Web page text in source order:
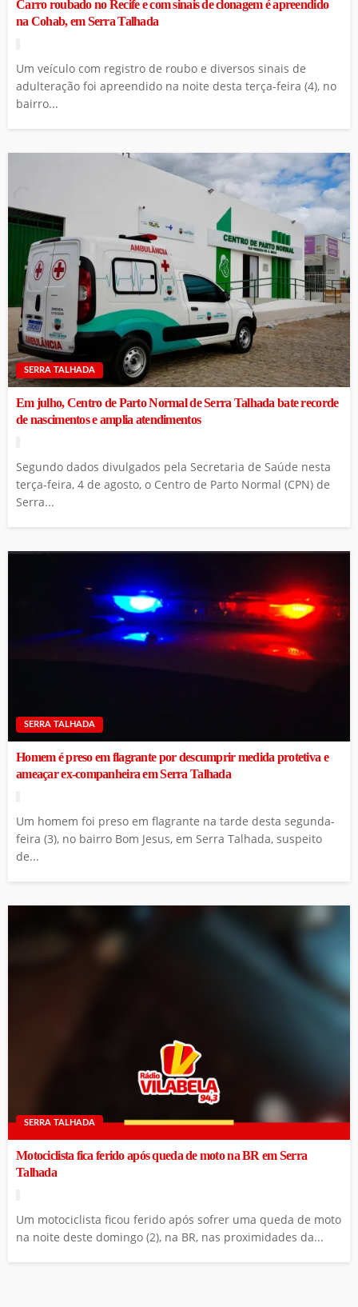
Carro roubado no Recife e com sinais de clonagem é apreendido
na Cohab, em Serra Talhada
Um veículo com registro de roubo e diversos sinais de
adulteração foi apreendido na noite desta terça-feira (4), no
bairro...
SERRA TALHADA
Em julho, Centro de Parto Normal de Serra Talhada bate recorde
de nascimentos e amplia atendimentos
Segundo dados divulgados pela Secretaria de Saúde nesta
terça-feira, 4 de agosto, o Centro de Parto Normal (CPN) de
Serra...
SERRA TALHADA
Homem é preso em flagrante por descumprir medida protetiva e
ameaçar ex-companheira em Serra Talhada
Um homem foi preso em flagrante na tarde desta segunda-
feira (3), no bairro Bom Jesus, em Serra Talhada, suspeito
de...
SERRA TALHADA
Motociclista fica ferido após queda de moto na BR em Serra
Talhada
Um motociclista ficou ferido após sofrer uma queda de moto
na noite deste domingo (2), na BR, nas proximidades da...